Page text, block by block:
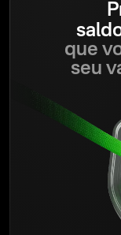
que
seu